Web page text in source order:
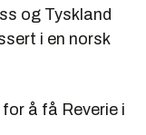
og Tyskland
i en norsk
å få Reverie i